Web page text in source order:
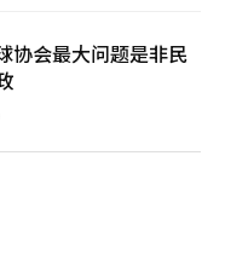
协会最大问题是非民